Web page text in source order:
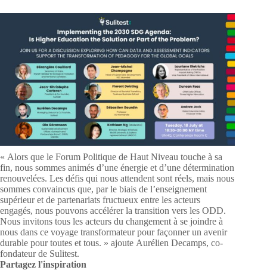
« Alors que le Forum Politique de Haut Niveau touche à sa
fin, nous sommes animés d’une énergie et d’une détermination
renouvelées. Les défis qui nous attendent sont réels, mais nous
sommes convaincus que, par le biais de l’enseignement
supérieur et de partenariats fructueux entre les acteurs
engagés, nous pouvons accélérer la transition vers les ODD.
Nous invitons tous les acteurs du changement à se joindre à
nous dans ce voyage transformateur pour façonner un avenir
durable pour toutes et tous. » ajoute Aurélien Decamps, co-
fondateur de Sulitest.
Partagez l'inspiration